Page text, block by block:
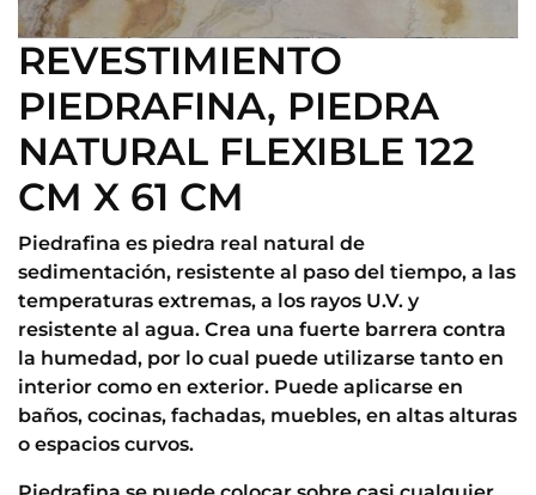
REVESTIMIENTO
PIEDRAFINA, PIEDRA
NATURAL FLEXIBLE 122
CM X 61 CM
Piedrafina es piedra real natural de
sedimentación, resistente al paso del tiempo, a las
temperaturas extremas, a los rayos U.V. y
resistente al agua. Crea una fuerte barrera contra
la humedad, por lo cual puede utilizarse tanto en
interior como en exterior. Puede aplicarse en
baños, cocinas, fachadas, muebles, en altas alturas
o espacios curvos.